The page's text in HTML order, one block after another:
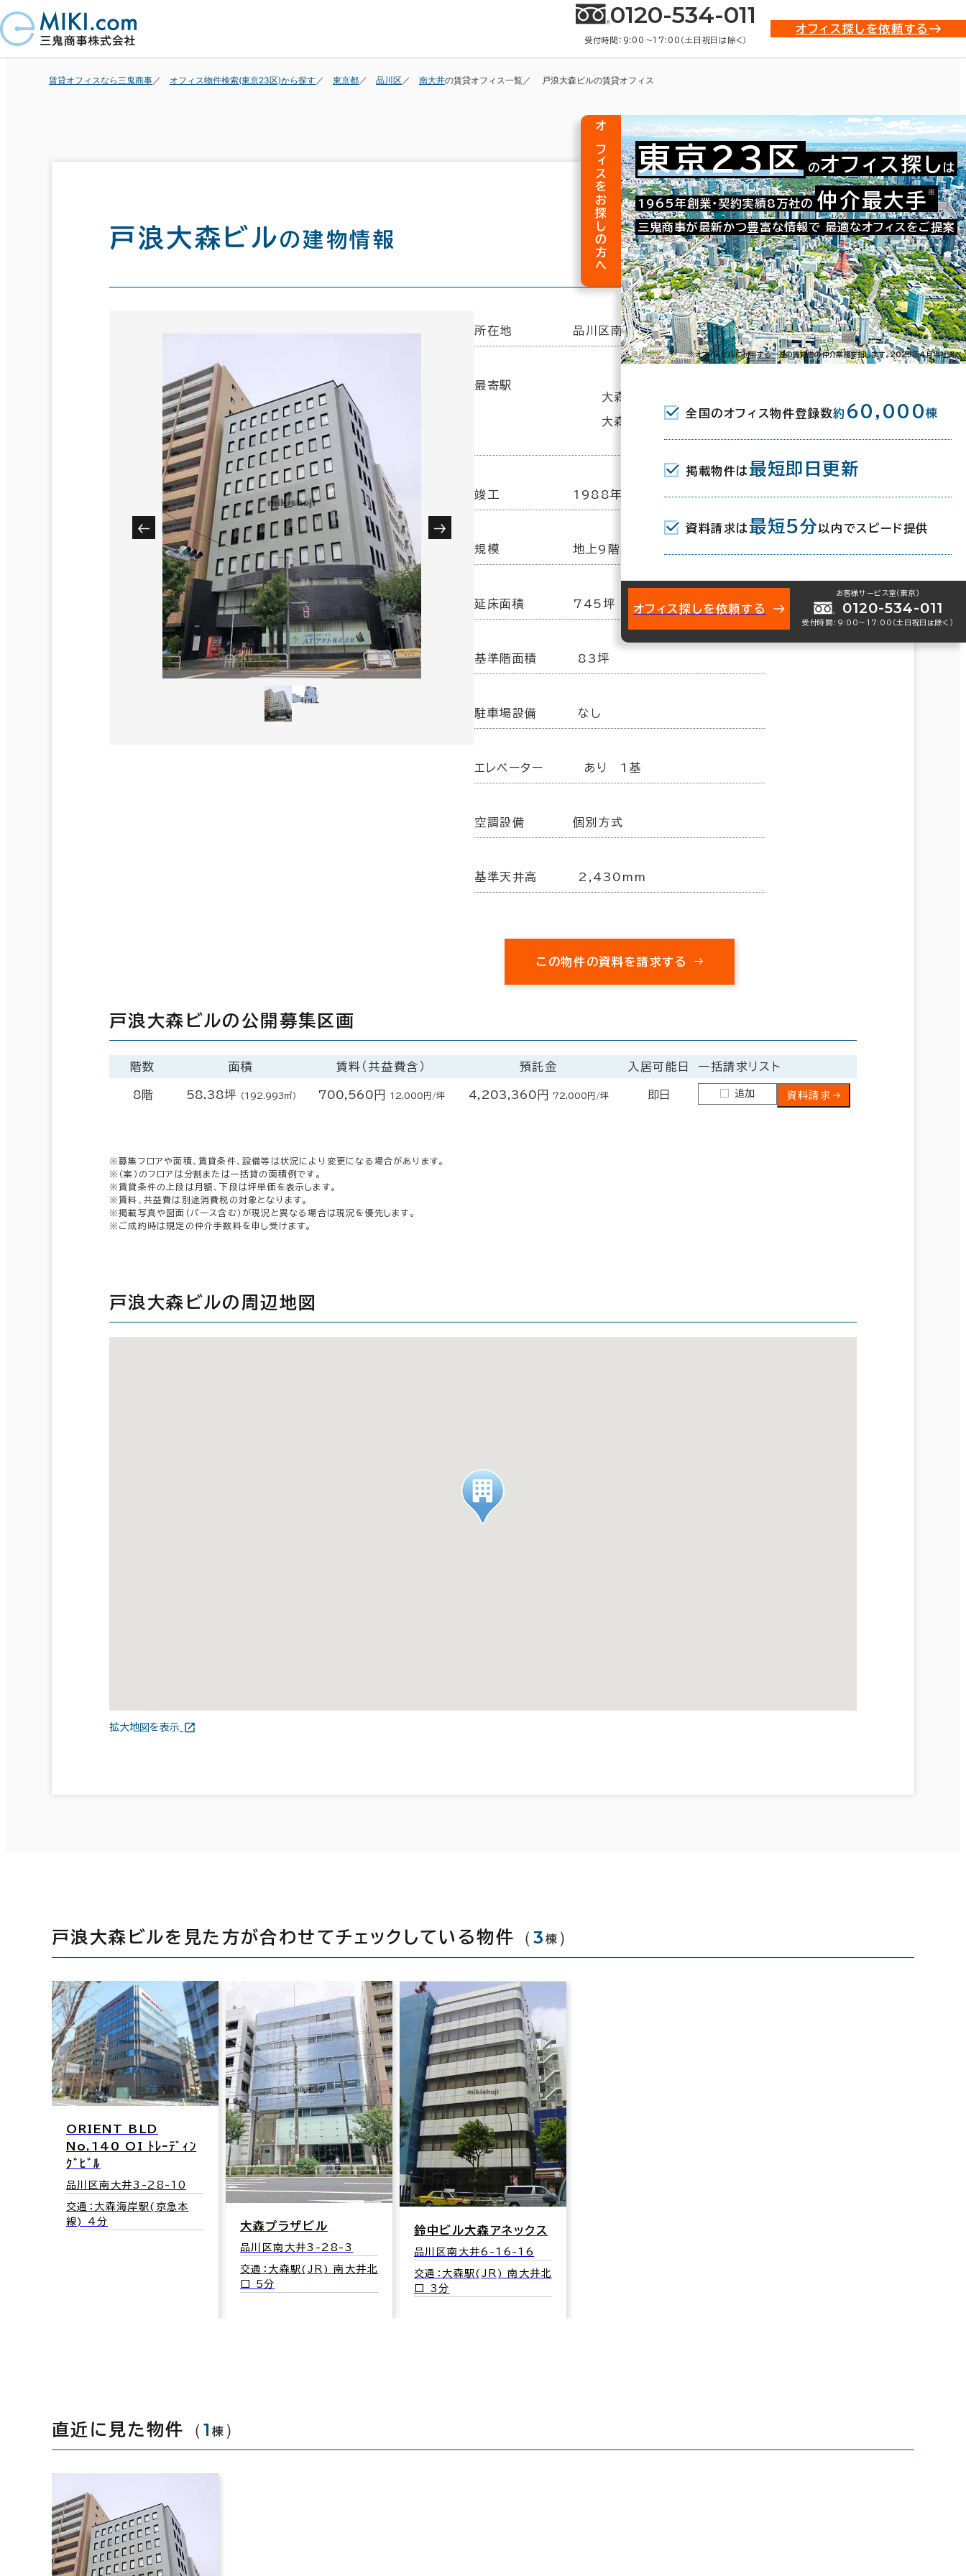
0120-534-011
受付時間：9:00〜17:00（土日祝日は除く）
オフィス探しを依頼する
賃貸オフィスなら三鬼商事 オフィス物件検索(東京23区)から探す 東京都 品川区 南大井の賃貸オフィス一覧 戸浪大森ビルの賃貸オフィス
戸浪大森ビルの建物情報
お問い合わせ番号：021-04428
所在地 品川区南大井6-16-4
最寄駅
大森駅(JR) 南大井北口 4分
大森海岸駅(京急本線) 10分
竣工 1988年10月
規模 地上9階／地下1階建
延床面積 745坪
基準階面積 83坪
駐車場設備 なし
エレベーター あり 1基
空調設備 個別方式
基準天井高 2,430mm
この物件の資料を請求する
戸浪大森ビルの公開募集区画
階数 面積 賃料（共益費含） 預託金 入居可能日 一括請求リスト
8階 58.38坪 （192.993㎡） 700,560円 12,000円/坪 4,203,360円 72,000円/坪 即日 追加 資料請求
※募集フロアや面積、賃貸条件、設備等は状況により変更になる場合があります。
※（案）のフロアは分割または一括貸の面積例です。
※賃貸条件の上段は月額、下段は坪単価を表示します。
※賃料、共益費は別途消費税の対象となります。
※掲載写真や図面（パース含む）が現況と異なる場合は現況を優先します。
※ご成約時は規定の仲介手数料を申し受けます。
戸浪大森ビルの周辺地図
拡大地図を表示
戸浪大森ビルを見た方が合わせてチェックしている物件 （3 棟 ）
ORIENT BLD
No.140 OI ﾄﾚｰﾃﾞｨﾝ
ｸﾞﾋﾞﾙ
品川区南大井3-28-10
交通：大森海岸駅(京急本
線) 4分
大森プラザビル
品川区南大井3-28-3
交通：大森駅(JR) 南大井北
口 5分
鈴中ビル大森アネックス
品川区南大井6-16-16
交通：大森駅(JR) 南大井北
口 3分
直近に見た物件 （1 棟 ）
オフィスをお探しの方へ 東京23区 のオフィス探し は
1965年創業・契約実績8万社の 仲介最大手 ※
三鬼商事が最新かつ豊富な情報で 最適なオフィスをご提案
※オフィスビルに付帯する一連の賃貸借の仲介業務を指します。2023年4月当社調べ
全国のオフィス物件登録数約 60,000棟
掲載物件は 最短即日更新
資料請求は 最短5分 以内でスピード提供
オフィス探しを依頼する
お客様サービス室（東京）
0120-534-011
受付時間：9:00〜17:00（土日祝日は除く）